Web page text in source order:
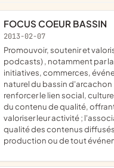
FOCUS COEUR BASSIN
2013-02-07
promouvoir, soutenir et valoriser la vie locale et les acteurs du bassin nord d'arcachon à travers la création et la diffusion de contenus multimédias (textes, photos, vidéos,
podcasts) , notamment par
initiatives, commerces,
naturel du bassin d'arcachon
renforcer le lien social,
du contenu de qualité,
valoriser leur activité ;
qualité des contenus
production ou de tout